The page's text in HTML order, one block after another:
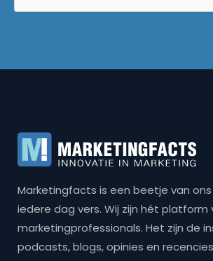
Marketingfacts is een beetje van
iedere dag vers. Wij zijn hét platform
marketingprofessionals. Het zijn de
podcasts, blogs, opinies en